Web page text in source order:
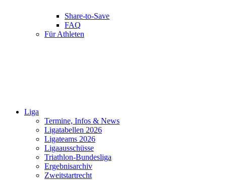
Share-to-Save
FAQ
Für Athleten
Liga
Termine, Infos & News
Ligatabellen 2026
Ligateams 2026
Ligaausschüsse
Triathlon-Bundesliga
Ergebnisarchiv
Zweitstartrecht